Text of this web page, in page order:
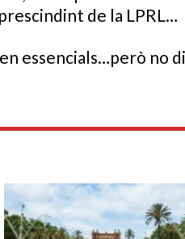
de la LPRL…
essencials…però no